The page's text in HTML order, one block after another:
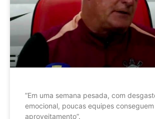
”Em uma semana pesada, com
emocional, poucas equipes
aproveitamento”.